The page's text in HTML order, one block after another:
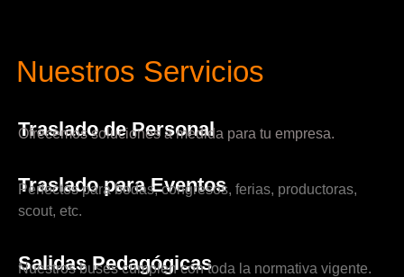
Nuestros Servicios
Traslado de Personal
Ofrecemos soluciones a medida para tu empresa.
Traslado para Eventos
Perfectos para bodas, congresos, ferias, productoras,
scout, etc.
Salidas Pedagógicas
Nuestros buses cumplen con toda la normativa vigente.